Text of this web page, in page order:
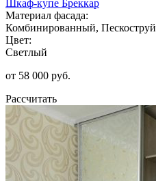
Шкаф-купе Бреккар
Материал фасада:
Комбинированный, Пескоструй
Цвет:
Светлый
от 58 000 руб.
Рассчитать